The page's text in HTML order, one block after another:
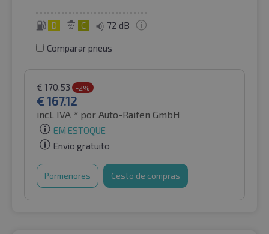
D C 72 dB
Comparar pneus
€ 170.53 -2%
€167.12
incl. IVA * por Auto-Raifen GmbH
EM ESTOQUE
Envio gratuito
Pormenores Cesto de compras